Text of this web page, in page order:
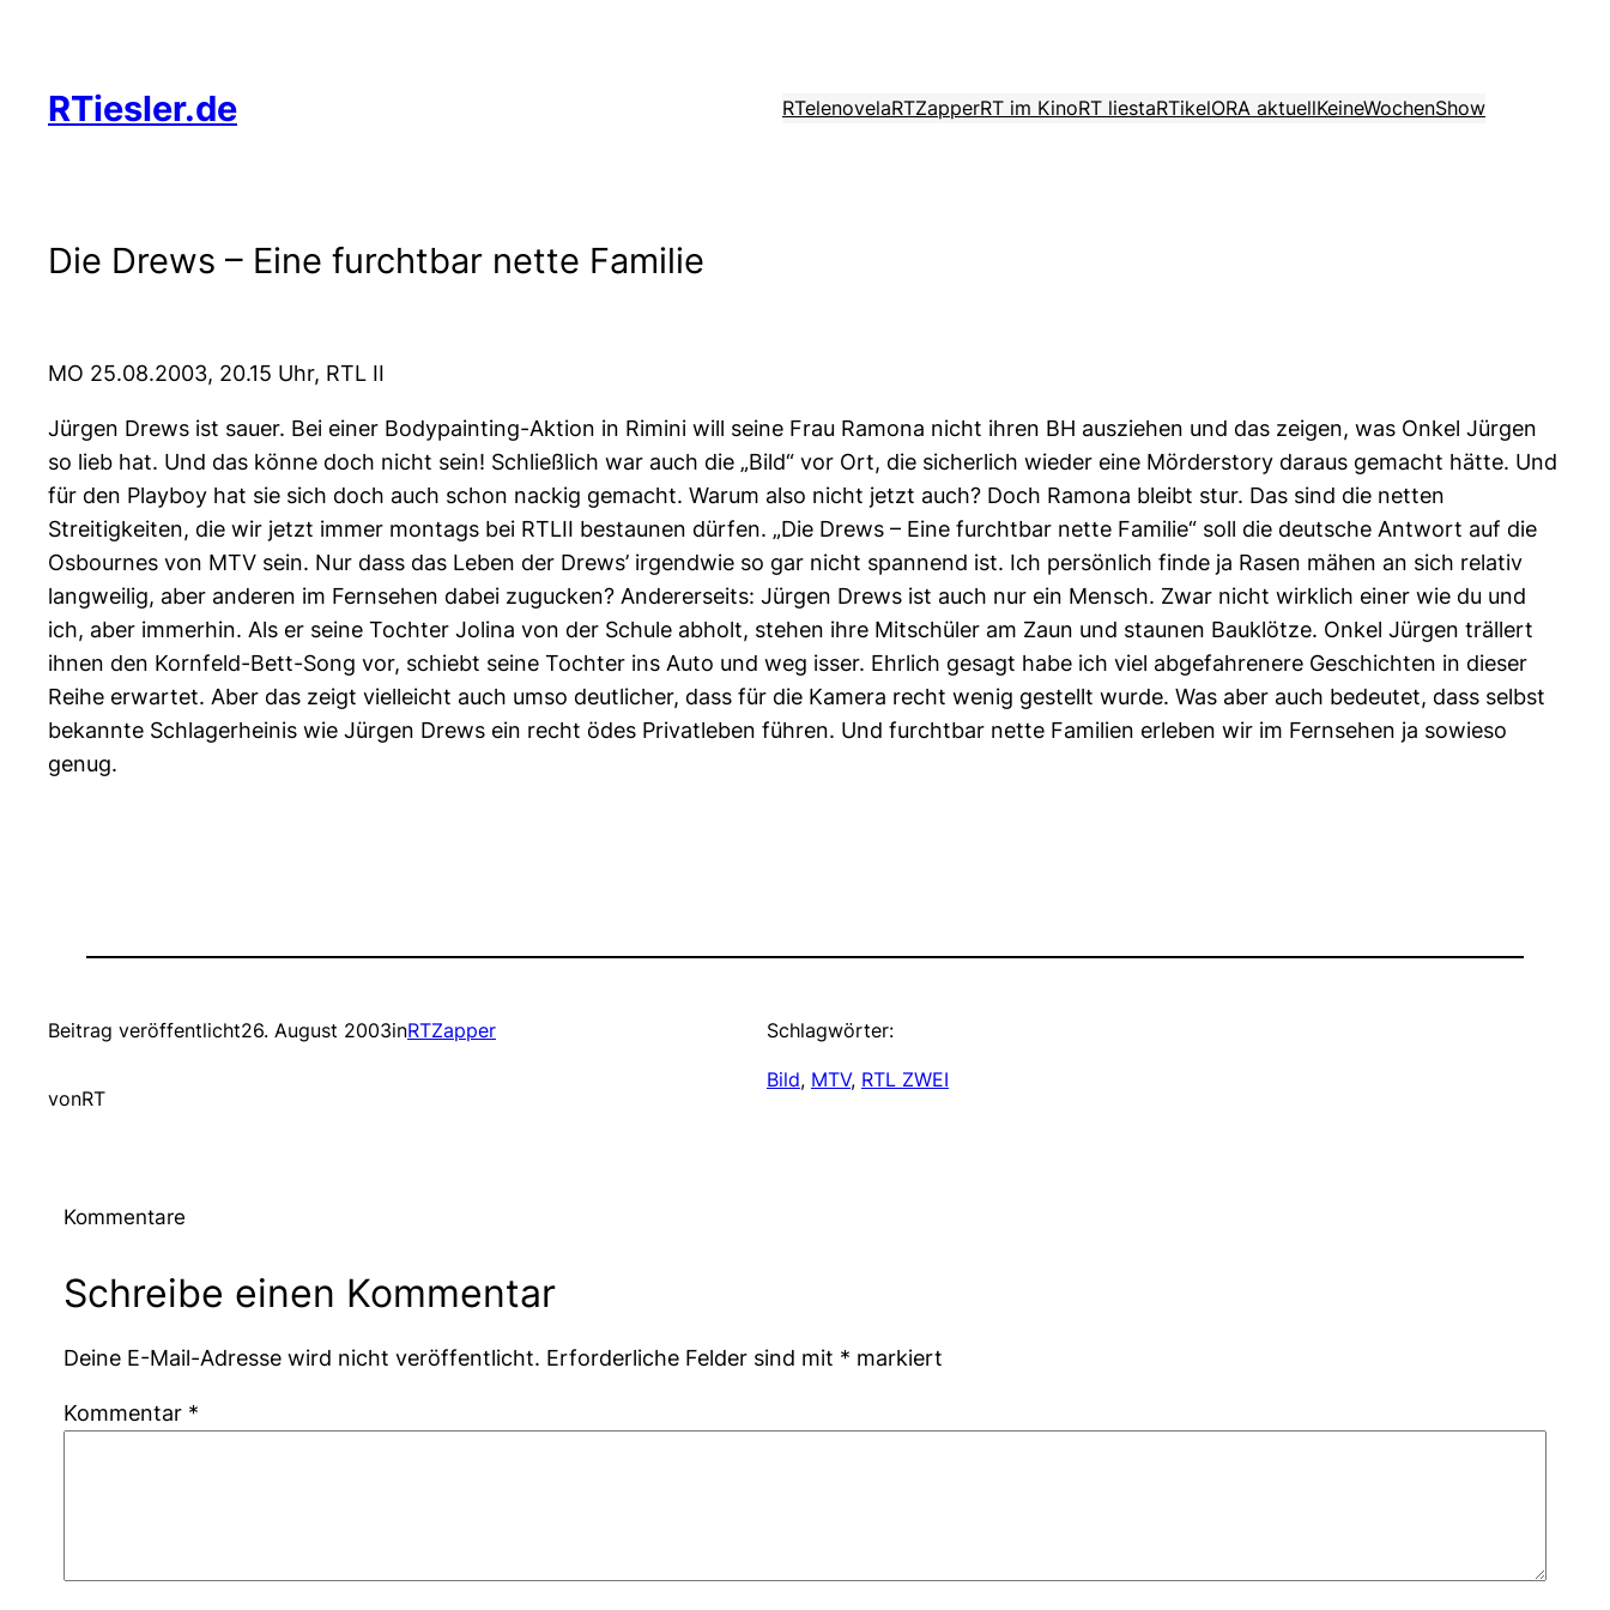
springen
RTiesler.de RTelenovelaRTZapperRT im KinoRT liestaRTikelORA aktuellKeineWochenShow
Die Drews – Eine furchtbar nette Familie
MO 25.08.2003, 20.15 Uhr, RTL II
Jürgen Drews ist sauer. Bei einer Bodypainting-Aktion in Rimini will seine Frau Ramona nicht ihren BH ausziehen und das zeigen, was Onkel Jürgen
so lieb hat. Und das könne doch nicht sein! Schließlich war auch die „Bild“ vor Ort, die sicherlich wieder eine Mörderstory daraus gemacht hätte. Und
für den Playboy hat sie sich doch auch schon nackig gemacht. Warum also nicht jetzt auch? Doch Ramona bleibt stur. Das sind die netten
Streitigkeiten, die wir jetzt immer montags bei RTLII bestaunen dürfen. „Die Drews – Eine furchtbar nette Familie“ soll die deutsche Antwort auf die
Osbournes von MTV sein. Nur dass das Leben der Drews’ irgendwie so gar nicht spannend ist. Ich persönlich finde ja Rasen mähen an sich relativ
langweilig, aber anderen im Fernsehen dabei zugucken? Andererseits: Jürgen Drews ist auch nur ein Mensch. Zwar nicht wirklich einer wie du und
ich, aber immerhin. Als er seine Tochter Jolina von der Schule abholt, stehen ihre Mitschüler am Zaun und staunen Bauklötze. Onkel Jürgen trällert
ihnen den Kornfeld-Bett-Song vor, schiebt seine Tochter ins Auto und weg isser. Ehrlich gesagt habe ich viel abgefahrenere Geschichten in dieser
Reihe erwartet. Aber das zeigt vielleicht auch umso deutlicher, dass für die Kamera recht wenig gestellt wurde. Was aber auch bedeutet, dass selbst
bekannte Schlagerheinis wie Jürgen Drews ein recht ödes Privatleben führen. Und furchtbar nette Familien erleben wir im Fernsehen ja sowieso
genug.
Beitrag veröffentlicht26. August 2003inRTZapper
vonRT
Schlagwörter:
Bild, MTV, RTL ZWEI
Kommentare
Schreibe einen Kommentar
Deine E-Mail-Adresse wird nicht veröffentlicht. Erforderliche Felder sind mit * markiert
Kommentar *